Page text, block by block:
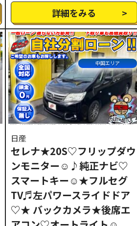
詳細をみる
中国エリア
日産
セレナ★20S♡フリップダウ
ンモニター☺♪純正ナビ♡
スマートキー☺★フルセグ
TV♬左パワースライドドア
♡★ バックカメラ★後席エ